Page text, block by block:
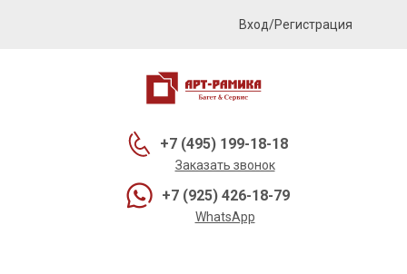
Вход/Регистрация
+7 (495) 199-18-18
Заказать звонок
+7 (925) 426-18-79
WhatsApp